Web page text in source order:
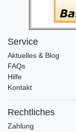
Service
Aktuelles & Blog
FAQs
Hilfe
Kontakt
Rechtliches
Zahlung